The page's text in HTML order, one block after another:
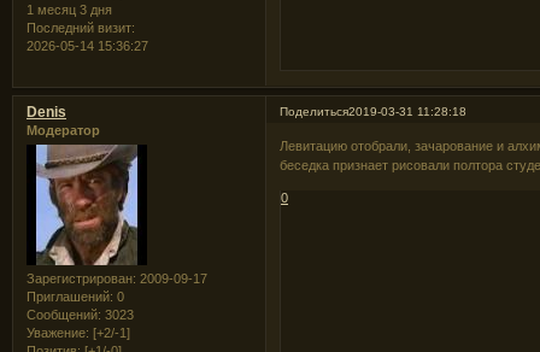
1 месяц 3 дня
Последний визит:
2026-05-14 15:36:27
Поделиться2019-03-31 11:28:18
Denis
Модератор
Зарегистрирован: 2009-09-17
Приглашений: 0
Сообщений: 3023
Уважение: [+2/-1]
Левитацию отобрали, зачарование и
беседка признает рисовали полтора
0